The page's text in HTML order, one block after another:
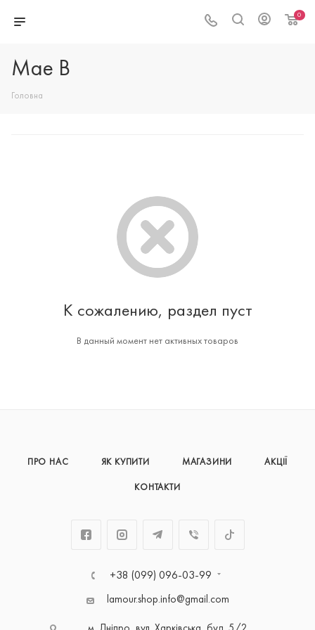
0
Mae B
Головна
К сожалению, раздел пуст
В данный момент нет активных товаров
ПРО НАС ЯК КУПИТИ МАГАЗИНИ АКЦІЇ
КОНТАКТИ
+38 (099) 096-03-99
lamour.shop.info@gmail.com